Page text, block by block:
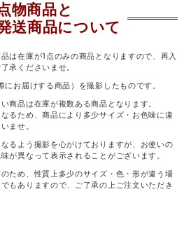
物商品と
送商品について
は在庫が1点のみの商品となりますので、再入
承くださいませ。
お届けする商品）を撮影したものです。
商品は在庫が複数ある商品となります。
るため、商品により多少サイズ・お色味に違
ませ。
るよう撮影を心がけておりますが、お使いの
が異なって表示されることがございます。
ため、性質上多少のサイズ・色・形が違う場
もありますので、ご了承の上ご注文いただき